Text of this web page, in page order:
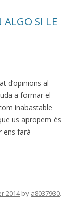
ALGO SI LE
d’opinions al
a formar el
inabastable
us apropem és
ens farà
2014by a8037930.